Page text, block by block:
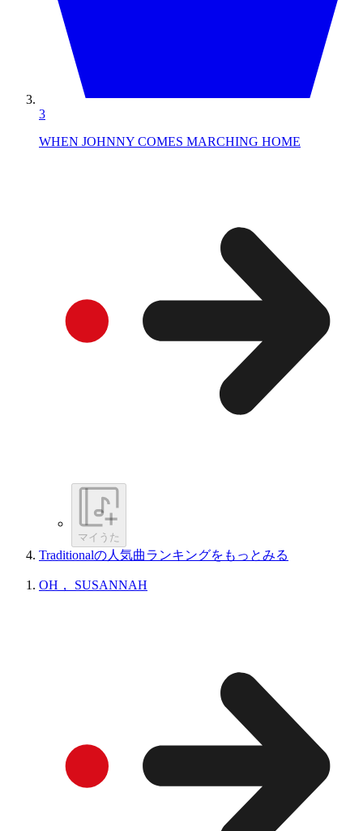
3
WHEN JOHNNY COMES MARCHING HOME
マイうた
Traditionalの人気曲ランキングをもっとみる
OH， SUSANNAH